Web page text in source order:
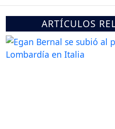
ARTÍCULOS